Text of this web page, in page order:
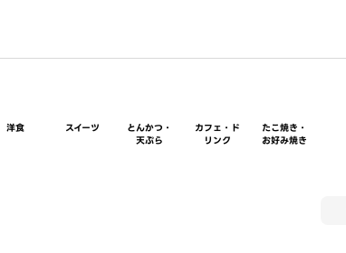
洋食 スイーツ
とんかつ・
天ぷら
カフェ・ド
リンク
たこ焼き・
お好み焼き